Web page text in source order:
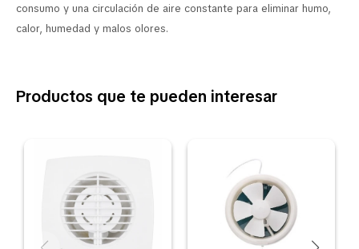
consumo y una circulación de aire constante para eliminar humo,
calor, humedad y malos olores.
Productos que te pueden interesar